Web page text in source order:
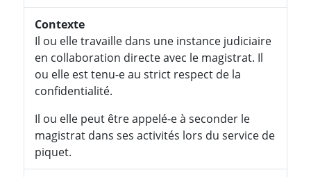
Contexte
Il ou elle travaille dans une instance judiciaire
en collaboration directe avec le magistrat. Il
ou elle est tenu-e au strict respect de la
confidentialité.
Il ou elle peut être appelé-e à seconder le
magistrat dans ses activités lors du service de
piquet.